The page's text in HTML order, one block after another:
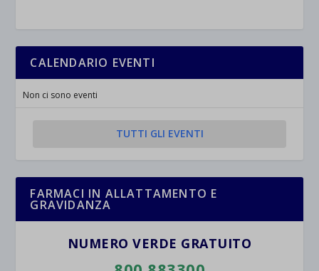
CALENDARIO EVENTI
Non ci sono eventi
TUTTI GLI EVENTI
FARMACI IN ALLATTAMENTO E
GRAVIDANZA
NUMERO VERDE GRATUITO